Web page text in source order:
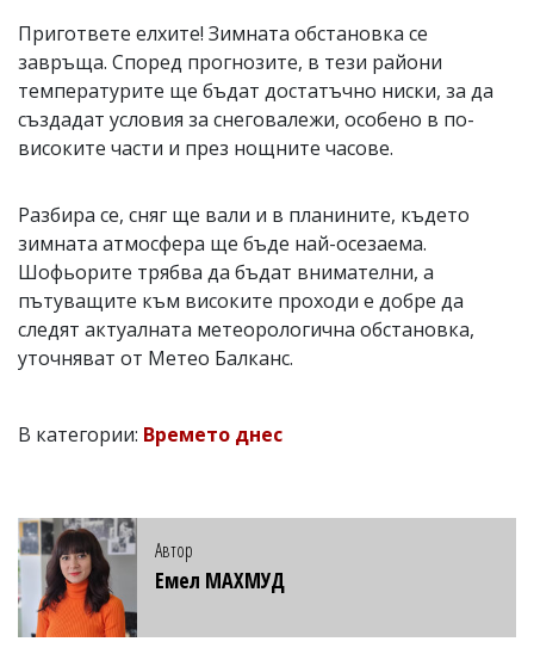
Пригответе елхите! Зимната обстановка се
завръща. Според прогнозите, в тези райони
температурите ще бъдат достатъчно ниски, за да
създадат условия за снеговалежи, особено в по-
високите части и през нощните часове.
Разбира се, сняг ще вали и в планините, където
зимната атмосфера ще бъде най-осезаема.
Шофьорите трябва да бъдат внимателни, а
пътуващите към високите проходи е добре да
следят актуалната метеорологична обстановка,
уточняват от Метео Балканс.
В категории: Времето днес
Автор
Емел МАХМУД